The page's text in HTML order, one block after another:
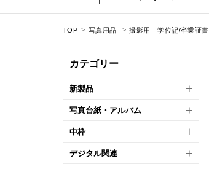
TOP 写真用品 撮影用 学位記/卒業証書
カテゴリー
新製品
写真台紙・アルバム
中枠
デジタル関連